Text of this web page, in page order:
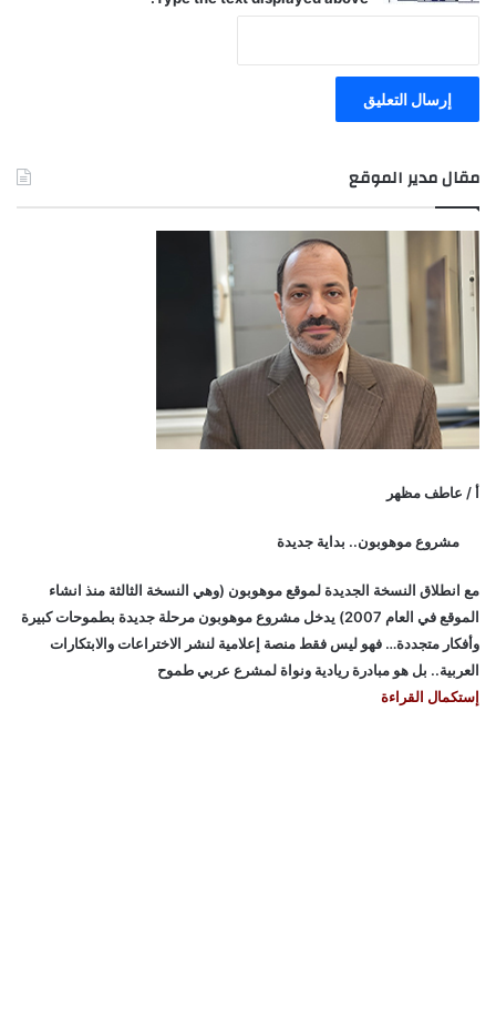
مقال مدير الموقع
أ / عاطف مظهر
مشروع موهوبون.. بداية جديدة
مع انطلاق النسخة الجديدة لموقع موهوبون (وهي النسخة الثالثة منذ انشاء
الموقع في العام 2007) يدخل مشروع موهوبون مرحلة جديدة بطموحات كبيرة
وأفكار متجددة… فهو ليس فقط منصة إعلامية لنشر الاختراعات والابتكارات
العربية.. بل هو مبادرة ريادية ونواة لمشرع عربي طموح
إستكمال القراءة